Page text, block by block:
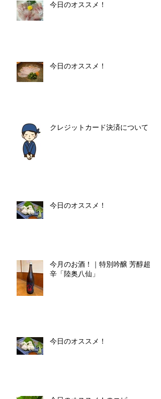
今日のオススメ！
今日のオススメ！
クレジットカード決済について
今日のオススメ！
今月のお酒！｜特別吟醸 芳醇超
辛「陸奥八仙」
今日のオススメ！